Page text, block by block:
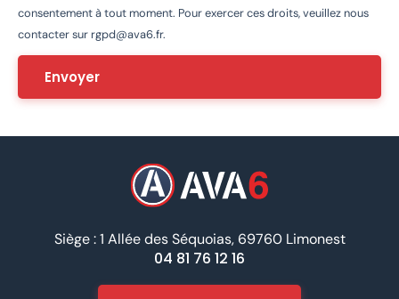
consentement à tout moment. Pour exercer ces droits, veuillez nous
contacter sur rgpd@ava6.fr.
Siège : 1 Allée des Séquoias, 69760 Limonest
04 81 76 12 16